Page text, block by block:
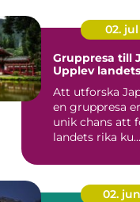
02. jul
Gruppresa till
Upplev
Att utforska
en gruppresa
unik chans att
landets rika ku...
02. jun